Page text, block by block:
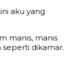
aku yang
manis, manis
seperti dikamar.